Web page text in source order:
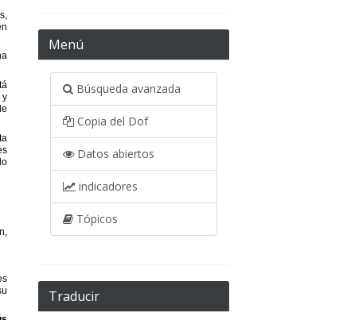
Menú
Búsqueda avanzada
Copia del Dof
Datos abiertos
indicadores
Tópicos
Traducir